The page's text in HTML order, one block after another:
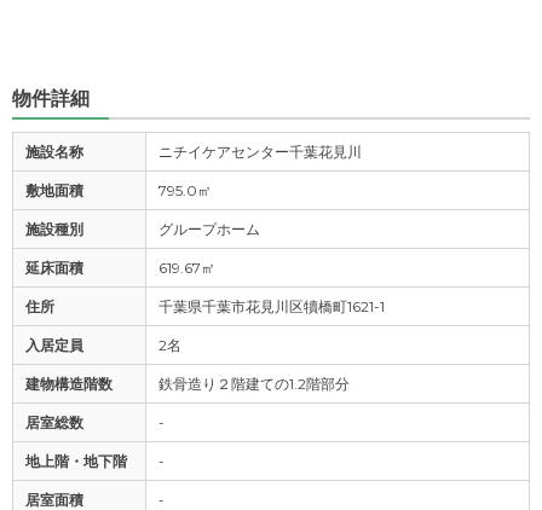
物件詳細
施設名称 ニチイケアセンター千葉花見川
敷地面積 795.0㎡
施設種別 グループホーム
延床面積 619.67㎡
住所 千葉県千葉市花見川区犢橋町1621-1
入居定員 2名
建物構造階数 鉄骨造り２階建ての1.2階部分
居室総数 -
地上階・地下階 -
居室面積 -